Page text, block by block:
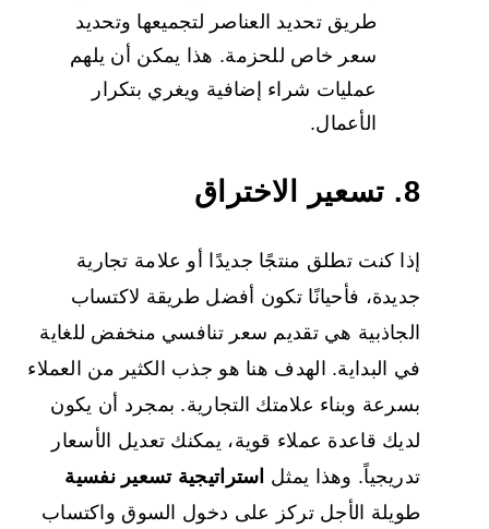
طريق تحديد العناصر لتجميعها وتحديد
سعر خاص للحزمة. هذا يمكن أن يلهم
عمليات شراء إضافية ويغري بتكرار
الأعمال.
8. تسعير الاختراق
إذا كنت تطلق منتجًا جديدًا أو علامة تجارية
جديدة، فأحيانًا تكون أفضل طريقة لاكتساب
الجاذبية هي تقديم سعر تنافسي منخفض للغاية
في البداية. الهدف هنا هو جذب الكثير من العملاء
بسرعة وبناء علامتك التجارية. بمجرد أن يكون
لديك قاعدة عملاء قوية، يمكنك تعديل الأسعار
تدريجياً. وهذا يمثل استراتيجية تسعير نفسية
طويلة الأجل تركز على دخول السوق واكتساب